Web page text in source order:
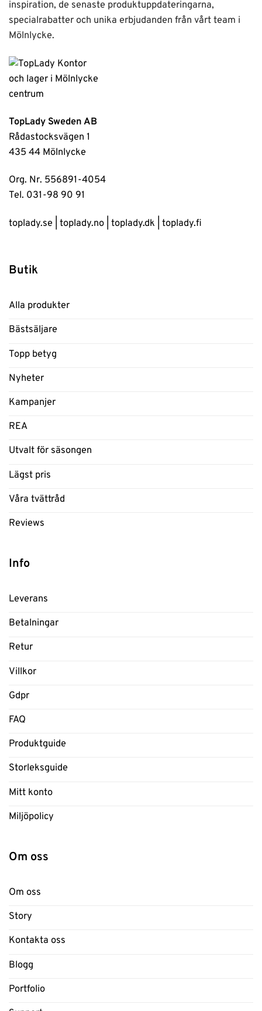
inspiration, de senaste produktuppdateringarna,
specialrabatter och unika erbjudanden från vårt team i
Mölnlycke.
TopLady Sweden AB
Rådastocksvägen 1
435 44 Mölnlycke
Org. Nr. 556891-4054
Tel. 031-98 90 91
toplady.se toplady.no toplady.dk toplady.fi
Butik
Alla produkter
Bästsäljare
Topp betyg
Nyheter
Kampanjer
REA
Utvalt för säsongen
Lägst pris
Våra tvättråd
Reviews
Info
Leverans
Betalningar
Retur
Villkor
Gdpr
FAQ
Produktguide
Storleksguide
Mitt konto
Miljöpolicy
Om oss
Om oss
Story
Kontakta oss
Blogg
Portfolio